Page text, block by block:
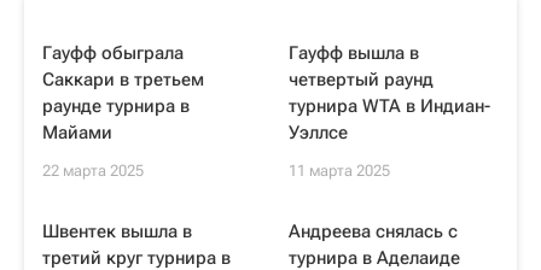
Гауфф обыграла
Саккари в третьем
раунде турнира в
Майами
22 марта 2025
Гауфф вышла в
четвертый раунд
турнира WTA в Индиан-
Уэллсе
11 марта 2025
Швентек вышла в
третий круг турнира в
Андреева снялась с
турнира в Аделаиде